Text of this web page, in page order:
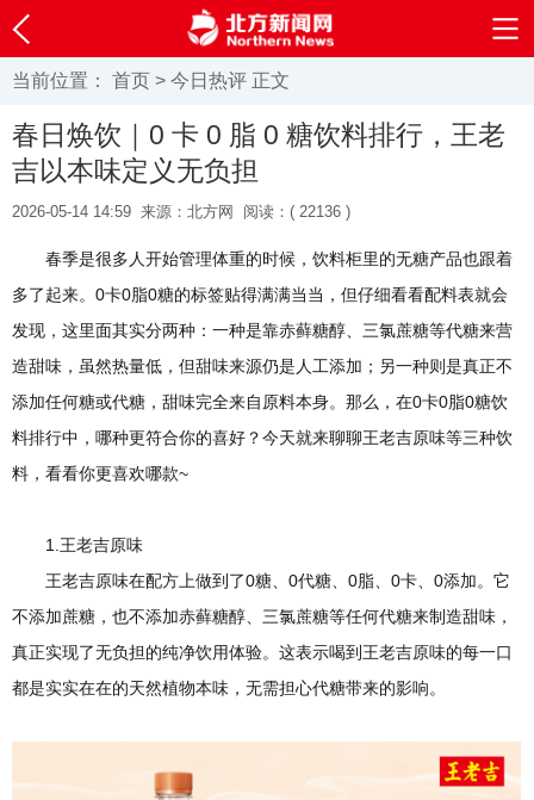
当前位置： 首页 > 今日热评 正文
春日焕饮｜0 卡 0 脂 0 糖饮料排行，王老
吉以本味定义无负担
2026-05-14 14:59 来源：北方网 阅读：( 22136 )
春季是很多人开始管理体重的时候，饮料柜里的无糖产品也跟着
多了起来。0卡0脂0糖的标签贴得满满当当，但仔细看看配料表就会
发现，这里面其实分两种：一种是靠赤藓糖醇、三氯蔗糖等代糖来营
造甜味，虽然热量低，但甜味来源仍是人工添加；另一种则是真正不
添加任何糖或代糖，甜味完全来自原料本身。那么，在0卡0脂0糖饮
料排行中，哪种更符合你的喜好？今天就来聊聊王老吉原味等三种饮
料，看看你更喜欢哪款~
1.王老吉原味
王老吉原味在配方上做到了0糖、0代糖、0脂、0卡、0添加。它
不添加蔗糖，也不添加赤藓糖醇、三氯蔗糖等任何代糖来制造甜味，
真正实现了无负担的纯净饮用体验。这表示喝到王老吉原味的每一口
都是实实在在的天然植物本味，无需担心代糖带来的影响。